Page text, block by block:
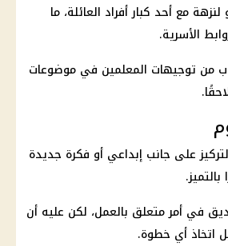
مع أحد كبار أفراد العائلة، ما
الأسرية.
من توجيهات المعلمين في موضوعات
على جانب إبداعي أو فكرة جديدة
في أمر متعلق بالعمل، لكن عليه أن
اتخاذ أي خطوة.